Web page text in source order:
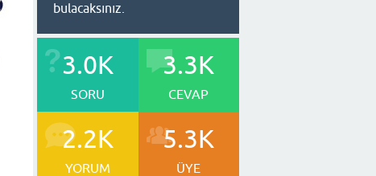
bulacaksınız.
3.0K
SORU
3.3K
CEVAP
2.2K
YORUM
5.3K
ÜYE